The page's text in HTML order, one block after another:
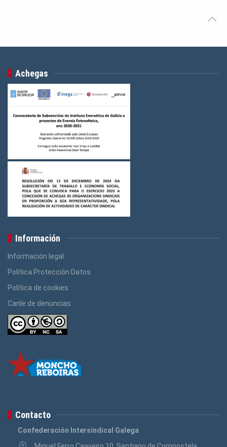
Achegas
Información
Información legal
Política Protección Datos
Política de cookies
Canle de denuncias
Contacto
Confederación Intersindical Galega